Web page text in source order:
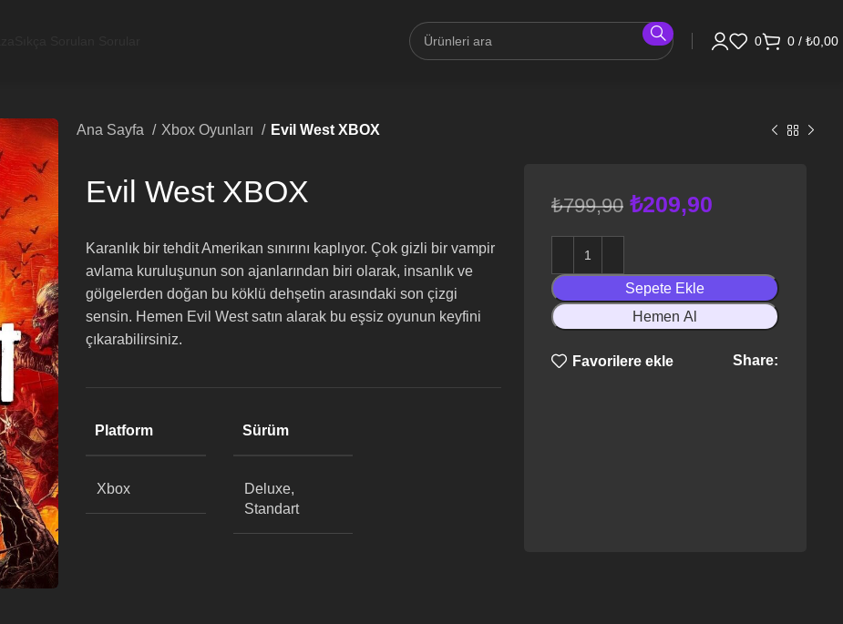
0 0 / ₺0,00
Ana Sayfa Xbox Oyunları Evil West XBOX
Evil West XBOX
Karanlık bir tehdit Amerikan sınırını kaplıyor. Çok gizli bir vampir
avlama kuruluşunun son ajanlarından biri olarak, insanlık ve
gölgelerden doğan bu köklü dehşetin arasındaki son çizgi
sensin. Hemen Evil West satın alarak bu eşsiz oyunun keyfini
çıkarabilirsiniz.
Platform
Xbox
Sürüm
Deluxe,
Standart
₺799,90 ₺209,90
Sepete Ekle
Hemen Al
Favorilere ekle Share: